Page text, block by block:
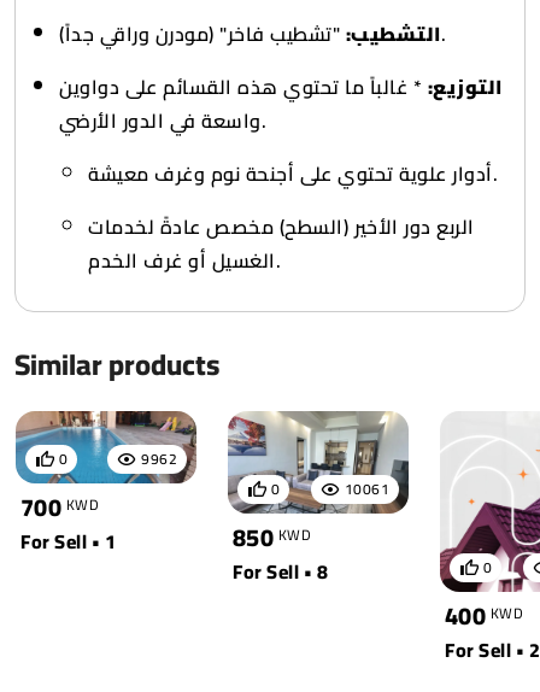
التشطيب:"تشطيب فاخر" (مودرن وراقي جداً).
التوزيع: * غالباً ما تحتوي هذه القسائم على دواوين
واسعة في الدور الأرضي.
أدوار علوية تحتوي على أجنحة نوم وغرف معيشة.
الربع دور الأخير (السطح) مخصص عادةً لخدمات
الغسيل أو غرف الخدم.
Similar products
9962
0
700 KWD
For Sell • 1
10061
0
850 KWD
For Sell • 8 0
400 KWD
For Sell • 2